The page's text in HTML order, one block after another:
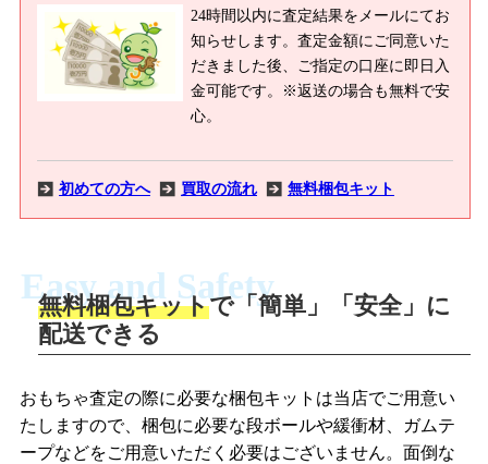
24時間以内に査定結果をメールにてお
知らせします。査定金額にご同意いた
だきました後、ご指定の口座に即日入
金可能です。※返送の場合も無料で安
心。
初めての方へ 買取の流れ 無料梱包キット
商品撮影
商品を撮影して、査定フォームから画像
を送信します。
LINEの友だち追加・査定画像を送信
「ジョニージョイLINE査定」を友だちに
追加し、スマートフォンなどのカメラで
撮影したおもちゃの写真をトーク中に送
Easy and Safety
無料梱包キットで「簡単」「安全」に
配送できる
おもちゃ査定の際に必要な梱包キットは当店でご用意い
たしますので、梱包に必要な段ボールや緩衝材、ガムテ
ープなどをご用意いただく必要はございません。面倒な